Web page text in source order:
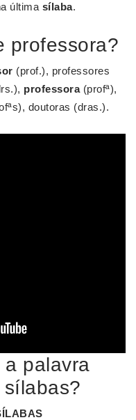
última sílaba.
professora?
(prof.), professores
professora(profª),
doutoras (dras.).
a palavra